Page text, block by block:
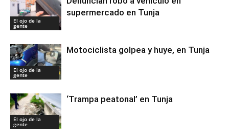
El ojo de la
gente
supermercado en Tunja
El ojo de la
gente
Motociclista golpea y huye, en Tunja
El ojo de la
gente
‘Trampa peatonal’ en Tunja